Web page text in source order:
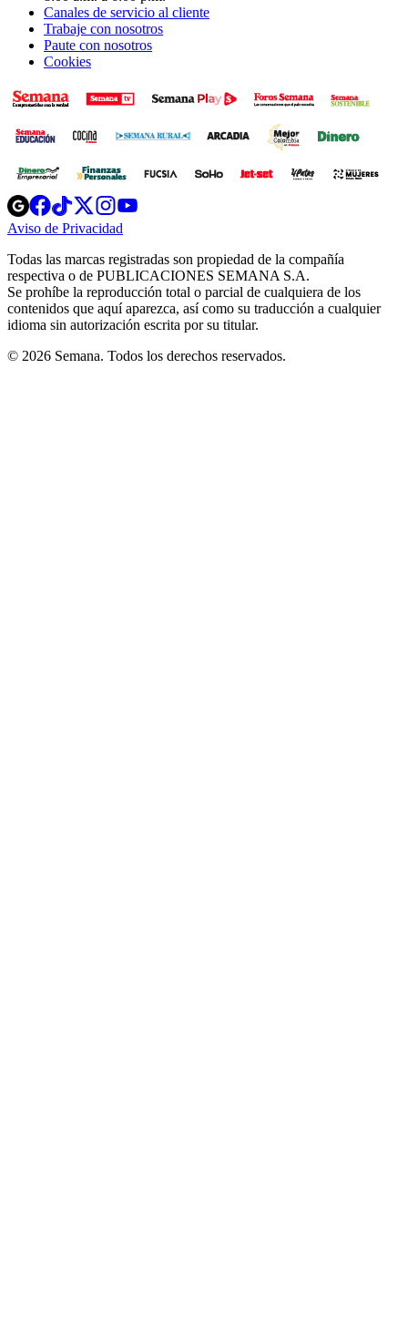
Canales de servicio al cliente
Trabaje con nosotros
Paute con nosotros
Cookies
Opens
in
new
Opens
in
new
Opens
in
new
window
Opens
new
windowwindow
Aviso de Privacidad
new
window
Todas las marcas registradas son propiedad de la compañía
respectiva o de PUBLICACIONES SEMANA S.A.
Se prohíbe la reproducción total o parcial de cualquiera de los
contenidos que aquí aparezca, así como su traducción a cualquier
idioma sin autorización escrita por su titular.
© 2026 Semana. Todos los derechos reservados.